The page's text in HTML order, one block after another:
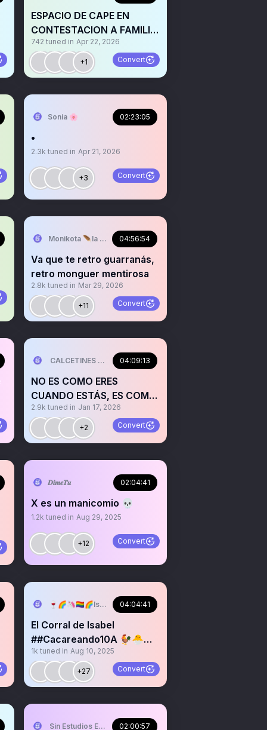
ESPACIO DE CAPE EN
CONTESTACION A FAMILIA
DE ORCOS Y AMEBA 2
742 tuned in Apr 22, 2026
+1 Convert
Sonia 🌸 02:23:05
•
2.3k tuned in Apr 21, 2026
+3 Convert
Monikota 🪶la pajara04:56:54
Va que te retro guarranás,
retro monguer mentirosa
2.8k tuned in Mar 29, 2026
+11 Convert
CALCETINES 💜🤍✈️✂️🚲🦖🧜‍♀️
04:09:13
NO ES COMO ERES
CUANDO ESTÁS, ES COMO
ERES CUANDO TE VAS
2.9k tuned in Jan 17, 2026
+2 Convert
𝑫𝒊𝒎𝒆𝑻𝒖 02:04:41
X es un manicomio 💀
1.2k tuned in Aug 29, 2025
+12 Convert
🍷🌈🦄🏳️‍🌈🌈IsabelPaparazzi 🌈🦄🌈
04:04:41
El Corral de Isabel
##Cacareando10A 🐓🐣🐣
🐥🐣🐓
1k tuned in Aug 10, 2025
+27 Convert
Sin Estudios Estudiez ☦️02:00:57